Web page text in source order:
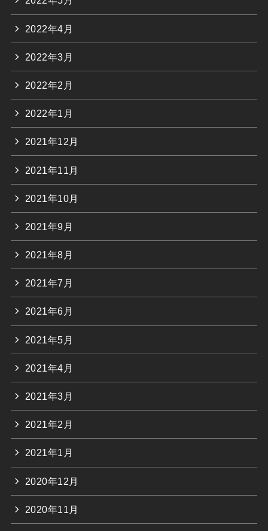
2022年4月
2022年3月
2022年2月
2022年1月
2021年12月
2021年11月
2021年10月
2021年9月
2021年8月
2021年7月
2021年6月
2021年5月
2021年4月
2021年3月
2021年2月
2021年1月
2020年12月
2020年11月